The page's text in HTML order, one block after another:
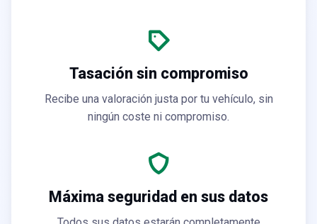
Tasación sin compromiso
Recibe una valoración justa por tu vehículo, sin
ningún coste ni compromiso.
Máxima seguridad en sus datos